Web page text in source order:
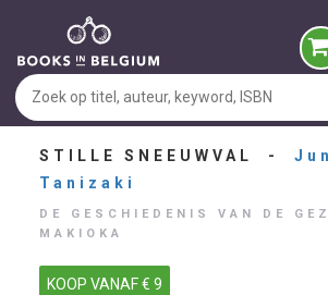
STILLE SNEEUWVAL -
Tanizaki
DE GESCHIEDENIS VAN DE
MAKIOKA
KOOP VANAF € 9